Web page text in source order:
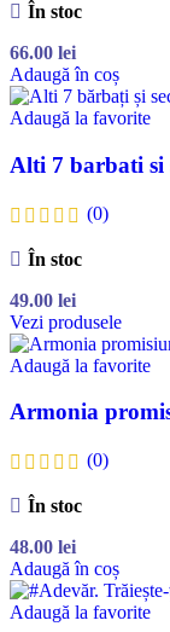
În stoc
66.00 lei
Adaugă în coș
Adaugă la favorite
Alti 7 barbati si
(0)
În stoc
49.00 lei
Vezi produsele
Adaugă la favorite
Armonia
(0)
În stoc
48.00 lei
Adaugă în coș
Adaugă la favorite